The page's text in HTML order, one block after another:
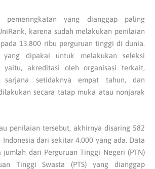
yang dianggap paling
karena sudah melakukan penilaian
13.800 ribu perguruan tinggi di dunia.
yang dipakai untuk melakukan seleksi
akreditasi oleh organisasi terkait,
sarjana setidaknya empat tahun, dan
secara tatap muka atau nonjarak
penilaian tersebut, akhirnya disaring 582
dari sekitar 4.000 yang ada. Data
dari Perguruan Tinggi Negeri (PTN)
Tinggi Swasta (PTS) yang dianggap